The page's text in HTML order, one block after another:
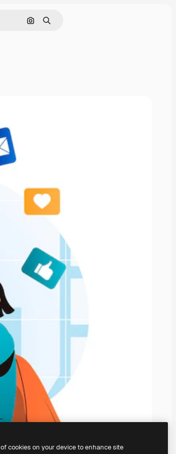
Buscar por imagen
Buscar
cookies on your device to enhance site